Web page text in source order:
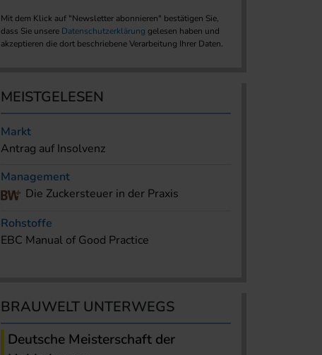
Mit dem Klick auf "Newsletter abonnieren" bestätigen Sie,
dass Sie unsere Datenschutzerklärung gelesen haben und
akzeptieren die dort beschriebene Verarbeitung Ihrer Daten.
MEISTGELESEN
Markt
Antrag auf Insolvenz
Management
Die Zuckersteuer in der Praxis
Rohstoffe
EBC Manual of Good Practice
BRAUWELT UNTERWEGS
Deutsche Meisterschaft der